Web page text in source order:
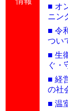
■ オ
ニン
■ 令
つい
■ 生
ぐ・
■ 経
の社
■ 温